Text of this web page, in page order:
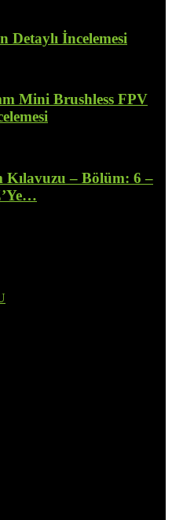
İncelemesi
Mini Brushless FPV
Kılavuzu – Bölüm: 6 –